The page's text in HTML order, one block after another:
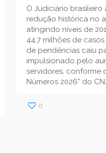
O Judiciário brasileiro
redução histórica no
atingindo níveis de
44,7 milhões de
de pendências caiu
impulsionado pelo
servidores, conforme
Números 2026” do
0